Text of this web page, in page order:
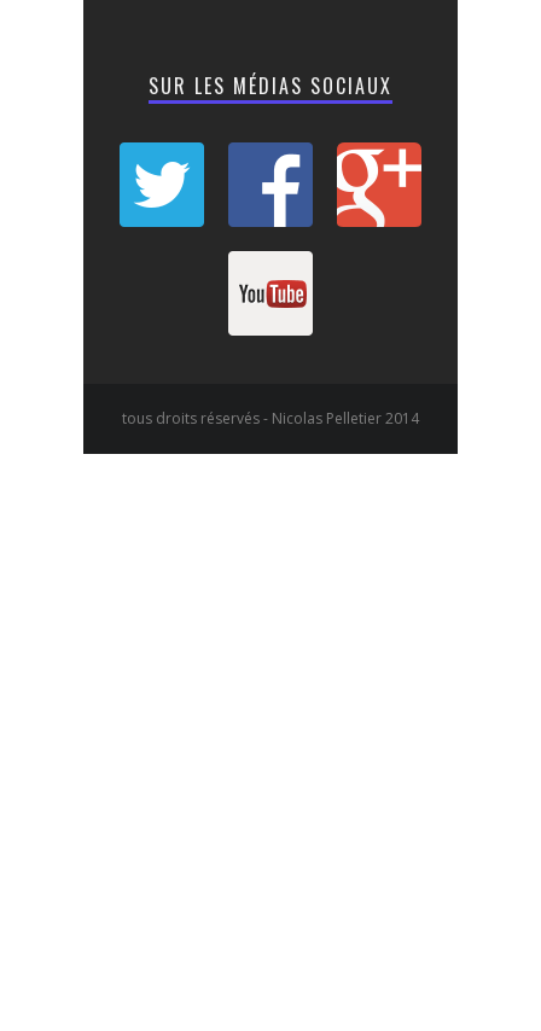
SUR LES MÉDIAS SOCIAUX
tous droits réservés - Nicolas Pelletier 2014